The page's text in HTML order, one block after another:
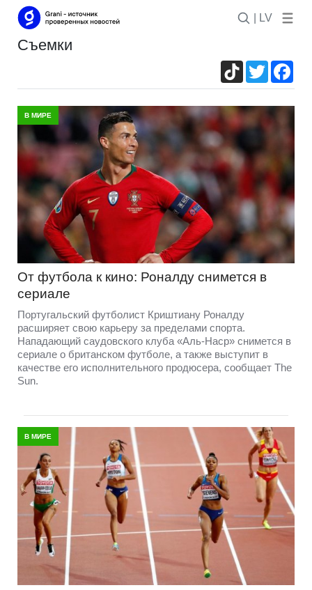
| LV
съемки
TikTokTwitter
В МИРЕ
От футбола к кино: Роналду снимется в
сериале
Португальский футболист Криштиану Роналду
расширяет свою карьеру за пределами спорта.
Нападающий саудовского клуба «Аль-Наср» снимется в
сериале о британском футболе, а также выступит в
качестве его исполнительного продюсера, сообщает The
Sun.
В МИРЕ